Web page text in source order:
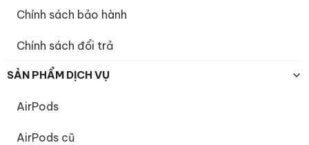
Chính sách bảo hành
Chính sách đổi trả
SẢN PHẨM DỊCH VỤ
AirPods
AirPods cũ